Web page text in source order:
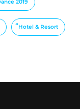
2019
็Hotel & Resort